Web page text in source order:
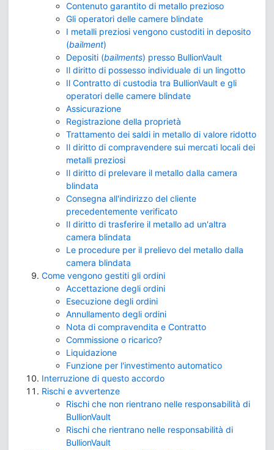
Contenuto garantito di metallo prezioso
Gli operatori delle camere blindate
I metalli preziosi vengono custoditi in deposito
(bailment)
Depositi (bailments) presso BullionVault
Il diritto di possesso individuale di un lingotto
Il Contratto di custodia tra BullionVault e gli
operatori delle camere blindate
Assicurazione
Registrazione della proprietà
Trattamento dei saldi in metallo di valore ridotto
Il diritto di compravendere sui mercati locali dei
metalli preziosi
Il diritto di prelevare il metallo dalla camera
blindata
Consegna all'indirizzo del cliente
precedentemente verificato
Il diritto di trasferire il metallo ad un'altra
camera blindata
Le procedure per il prelievo del metallo dalla
camera blindata
Come vengono gestiti gli ordini
Accettazione degli ordini
Esecuzione degli ordini
Annullamento degli ordini
Nota di compravendita e Contratto
Commissione o ricarico?
Liquidazione
Funzione per l'investimento automatico
Interruzione di questo accordo
Rischi e avvertenze
Rischi che non rientrano nelle responsabilità di
BullionVault
Rischi che rientrano nelle responsabilità di
BullionVault